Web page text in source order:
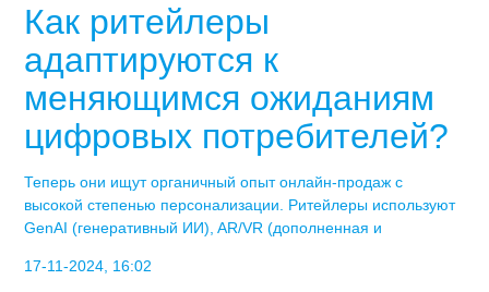
Как ритейлеры
адаптируются к
меняющимся ожиданиям
цифровых потребителей?
Теперь они ищут органичный опыт онлайн-продаж с
высокой степенью персонализации. Ритейлеры используют
GenAI (генеративный ИИ), AR/VR (дополненная и
17-11-2024, 16:02